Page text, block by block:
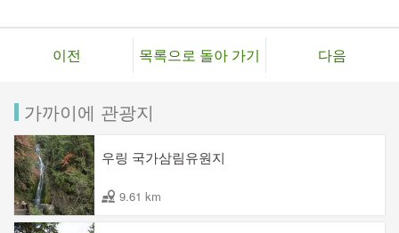
이전 목록으로 돌아 가기 다음
가까이에 관광지
우링 국가삼림유원지
9.61 km